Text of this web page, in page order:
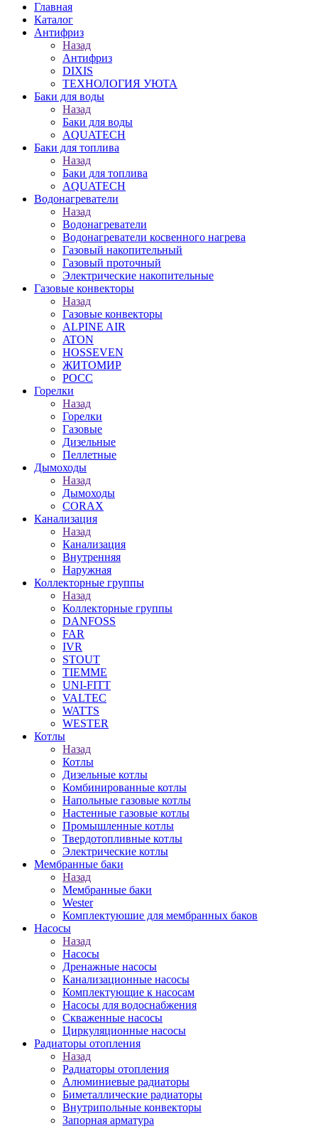
Главная
Каталог
Антифриз
Назад
Антифриз
DIXIS
ТЕХНОЛОГИЯ УЮТА
Баки для воды
Назад
Баки для воды
AQUATECH
Баки для топлива
Назад
Баки для топлива
AQUATECH
Водонагреватели
Назад
Водонагреватели
Водонагреватели косвенного нагрева
Газовый накопительный
Газовый проточный
Электрические накопительные
Газовые конвекторы
Назад
Газовые конвекторы
ALPINE AIR
ATON
HOSSEVEN
ЖИТОМИР
РОСС
Горелки
Назад
Горелки
Газовые
Дизельные
Пеллетные
Дымоходы
Назад
Дымоходы
CORAX
Канализация
Назад
Канализация
Внутренняя
Наружная
Коллекторные группы
Назад
Коллекторные группы
DANFOSS
FAR
IVR
STOUT
TIEMME
UNI-FITT
VALTEC
WATTS
WESTER
Котлы
Назад
Котлы
Дизельные котлы
Комбинированные котлы
Напольные газовые котлы
Настенные газовые котлы
Промышленные котлы
Твердотопливные котлы
Электрические котлы
Мембранные баки
Назад
Мембранные баки
Wester
Комплектуюшие для мембранных баков
Насосы
Назад
Насосы
Дренажные насосы
Канализационные насосы
Комплектующие к насосам
Насосы для водоснабжения
Скваженные насосы
Циркуляционные насосы
Радиаторы отопления
Назад
Радиаторы отопления
Алюминиевые радиаторы
Биметаллические радиаторы
Внутрипольные конвекторы
Запорная арматура